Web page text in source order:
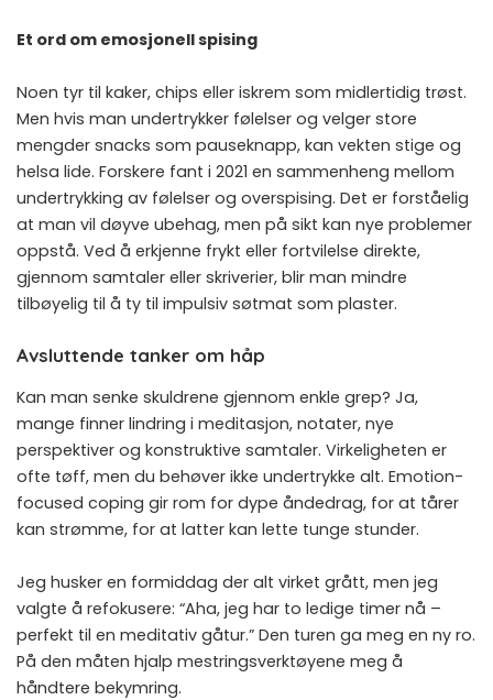
Et ord om emosjonell spising
Noen tyr til kaker, chips eller iskrem som midlertidig trøst.
Men hvis man undertrykker følelser og velger store
mengder snacks som pauseknapp, kan vekten stige og
helsa lide. Forskere fant i 2021 en sammenheng mellom
undertrykking av følelser og overspising. Det er forståelig
at man vil døyve ubehag, men på sikt kan nye problemer
oppstå. Ved å erkjenne frykt eller fortvilelse direkte,
gjennom samtaler eller skriverier, blir man mindre
tilbøyelig til å ty til impulsiv søtmat som plaster.
Avsluttende tanker om håp
Kan man senke skuldrene gjennom enkle grep? Ja,
mange finner lindring i meditasjon, notater, nye
perspektiver og konstruktive samtaler. Virkeligheten er
ofte tøff, men du behøver ikke undertrykke alt. Emotion-
focused coping gir rom for dype åndedrag, for at tårer
kan strømme, for at latter kan lette tunge stunder.
Jeg husker en formiddag der alt virket grått, men jeg
valgte å refokusere: “Aha, jeg har to ledige timer nå –
perfekt til en meditativ gåtur.” Den turen ga meg en ny ro.
På den måten hjalp mestringsverktøyene meg å
håndtere bekymring.